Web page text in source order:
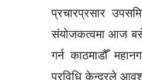
प्रचारप्रसार
संयोजकत्वमा आज
गर्न काठमाडौँ
प्रविधि केन्द्रले